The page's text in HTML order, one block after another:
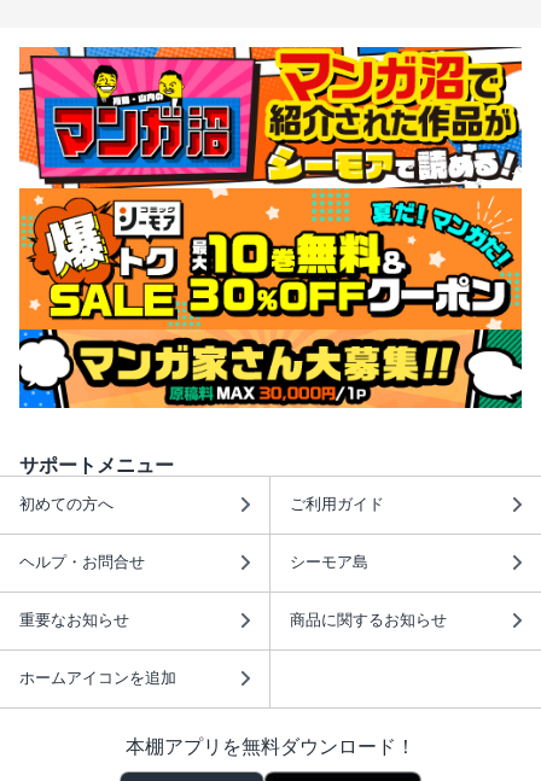
サポートメニュー
初めての方へ ご利用ガイド
ヘルプ・お問合せ シーモア島
重要なお知らせ 商品に関するお知らせ
ホームアイコンを追加
本棚アプリを無料ダウンロード！